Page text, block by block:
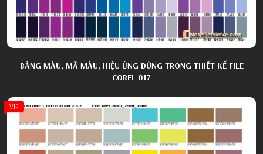
BẢNG MÀU, MÃ MÀU, HIỆU ỨNG DÙNG TRONG THIẾT KẾ FILE
COREL 017
VIP